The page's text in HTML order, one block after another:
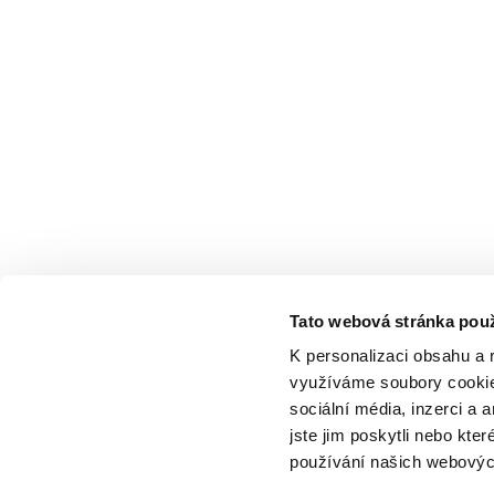
Tato webová stránka
K personalizaci obsahu
využíváme soubory
sociální média, inzerci a
jste jim poskytli nebo
používání našich